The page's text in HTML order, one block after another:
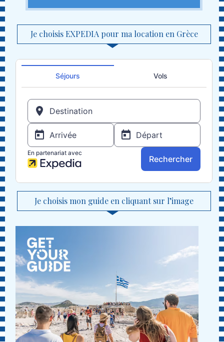
Je choisis EXPEDIA pour ma location en Grèce
Je choisis mon guide en cliquant sur l’image